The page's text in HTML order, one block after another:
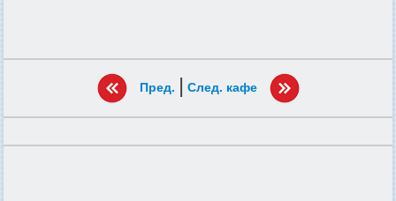
Пред. | След. кафе